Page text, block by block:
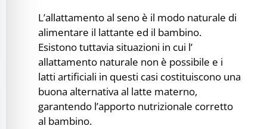
L’allattamento al seno è il modo naturale di
alimentare il lattante ed il bambino.
Esistono tuttavia situazioni in cui l’
allattamento naturale non è possibile e i
latti artificiali in questi casi costituiscono una
buona alternativa al latte materno,
garantendo l’apporto nutrizionale corretto
al bambino.